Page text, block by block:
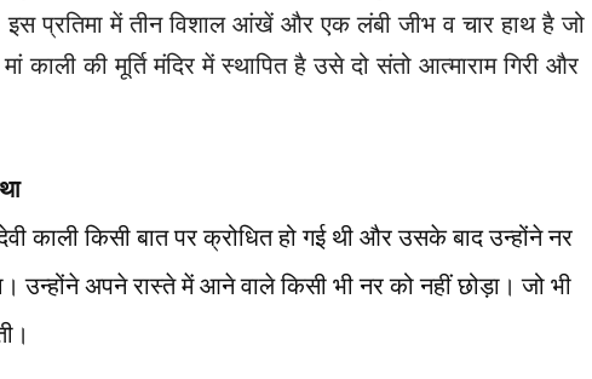
प्रतिमा में तीन विशाल आंखें और एक लंबी जीभ व चार हाथ है जो
मां काली की मूर्ति मंदिर में स्थापित है उसे दो संतो आत्माराम गिरी और
काली किसी बात पर क्रोधित हो गई थी और उसके बाद उन्होंने नर
उन्होंने अपने रास्ते में आने वाले किसी भी नर को नहीं छोड़ा। जो भी